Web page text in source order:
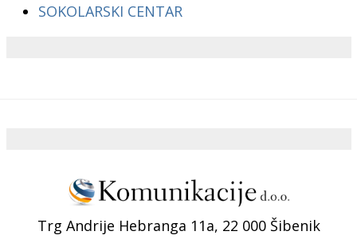
SOKOLARSKI CENTAR
Trg Andrije Hebranga 11a, 22 000 Šibenik